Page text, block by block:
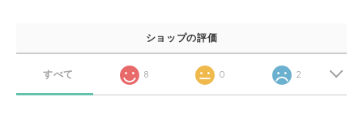
ショップの評価
すべて 8 0 2